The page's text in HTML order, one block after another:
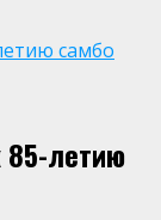
самбо
85-летию